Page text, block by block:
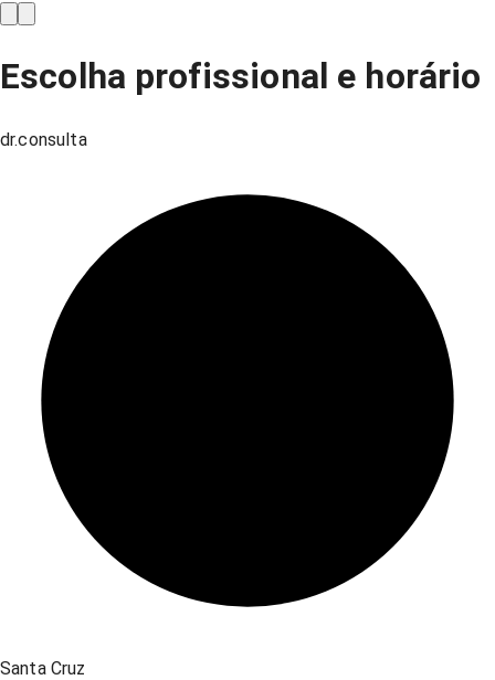
Escolha profissional e horário
dr.consulta
Santa Cruz